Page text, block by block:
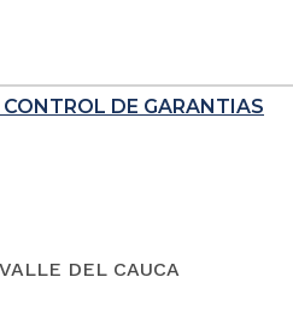
DE GARANTIAS
DEL CAUCA